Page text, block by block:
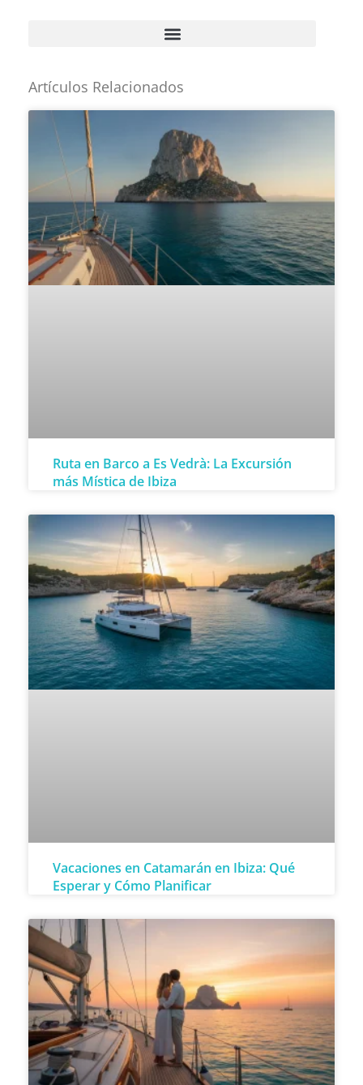
Artículos Relacionados
Ruta en Barco a Es Vedrà: La Excursión
más Mística de Ibiza
Vacaciones en Catamarán en Ibiza: Qué
Esperar y Cómo Planificar